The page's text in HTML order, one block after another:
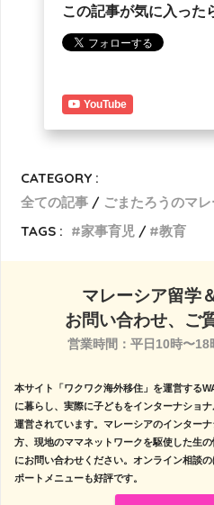
この記事が気に入った
YouTube
CATEGORY :
全ての記事
ごまたろうのマ
TAGS :
家事育児 教育
マレーシア留学
お問い合わせ、ご
営業時間：平日10時〜
本サイト「ワクワク海外移住」を運営する
に暮らし、実際に子どもをインターナショ
運営されています。マレーシアのインター
方、現地のママネットワークを駆使した生
にお問い合わせください。オンライン相談
ポートメニューも好評です。